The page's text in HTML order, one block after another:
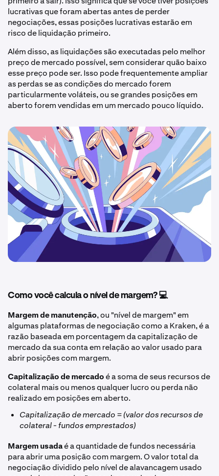
lucrativas que foram abertas antes de perder
negociações, essas posições lucrativas estarão em
risco de liquidação primeiro.
Além disso, as liquidações são executadas pelo melhor
preço de mercado possível, sem considerar quão baixo
esse preço pode ser. Isso pode frequentemente ampliar
as perdas se as condições do mercado forem
particularmente voláteis, ou se grandes posições em
aberto forem vendidas em um mercado pouco líquido.
Como você calcula o nível de margem? 💻
Margem de manutenção, ou "nível de margem" em
algumas plataformas de negociação como a Kraken, é a
razão baseada em porcentagem da capitalização de
mercado da sua conta em relação ao valor usado para
abrir posições com margem.
Capitalização de mercadoé a soma de seus recursos de
colateral mais ou menos qualquer lucro ou perda não
realizado em posições em aberto.
Capitalização de mercado = (valor dos recursos de
colateral - fundos emprestados)
Margem usadaé a quantidade de fundos necessária
para abrir uma posição com margem. O valor total da
negociação dividido pelo nível de alavancagem usado